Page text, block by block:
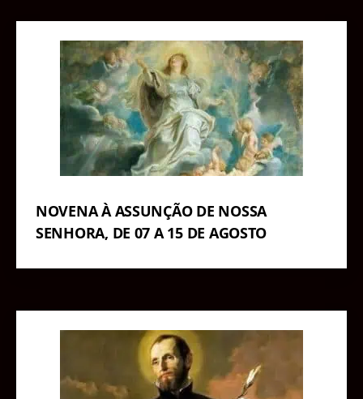
NOVENA À ASSUNÇÃO DE NOSSA
SENHORA, DE 07 A 15 DE AGOSTO